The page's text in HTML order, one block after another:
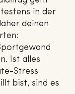
in der
deinen
Ist alles
Stress
bist, sind es